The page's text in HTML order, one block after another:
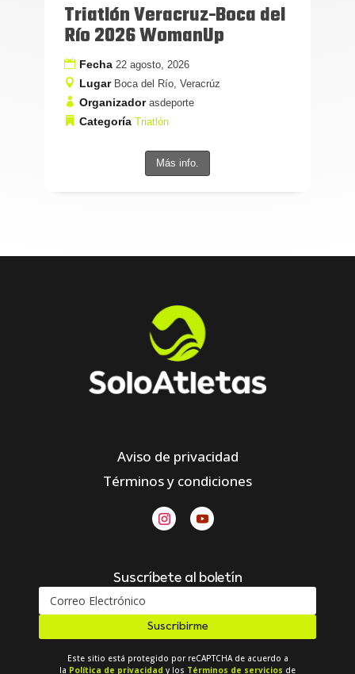
Triatlón Veracruz-Boca del
Río 2026 WomanUp
Fecha 22 agosto, 2026
Lugar Boca del Río, Veracrúz
Organizador asdeporte
Categoría Triatlón
Más info.
Aviso de privacidad
Términos y condiciones
Suscríbete al boletín
Suscribirme
Este sitio está protegido por reCAPTCHA de acuerdo a
la Política de privacidad y los Términos de servicios de